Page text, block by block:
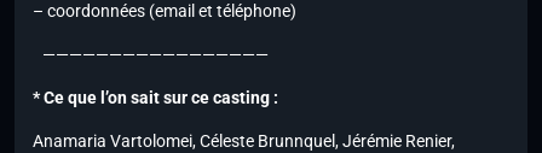
– coordonnées (email et téléphone)
—————————————————
* Ce que l’on sait sur ce casting :
Anamaria Vartolomei, Céleste Brunnquel, Jérémie Renier,